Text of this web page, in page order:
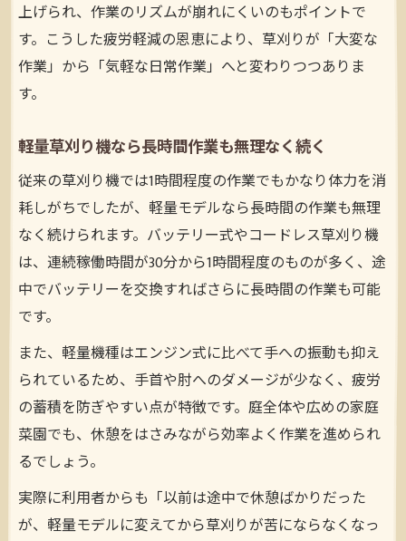
上げられ、作業のリズムが崩れにくいのもポイントで
す。こうした疲労軽減の恩恵により、草刈りが「大変な
作業」から「気軽な日常作業」へと変わりつつありま
す。
軽量草刈り機なら長時間作業も無理なく続く
従来の草刈り機では1時間程度の作業でもかなり体力を消
耗しがちでしたが、軽量モデルなら長時間の作業も無理
なく続けられます。バッテリー式やコードレス草刈り機
は、連続稼働時間が30分から1時間程度のものが多く、途
中でバッテリーを交換すればさらに長時間の作業も可能
です。
また、軽量機種はエンジン式に比べて手への振動も抑え
られているため、手首や肘へのダメージが少なく、疲労
の蓄積を防ぎやすい点が特徴です。庭全体や広めの家庭
菜園でも、休憩をはさみながら効率よく作業を進められ
るでしょう。
実際に利用者からも「以前は途中で休憩ばかりだった
が、軽量モデルに変えてから草刈りが苦にならなくなっ